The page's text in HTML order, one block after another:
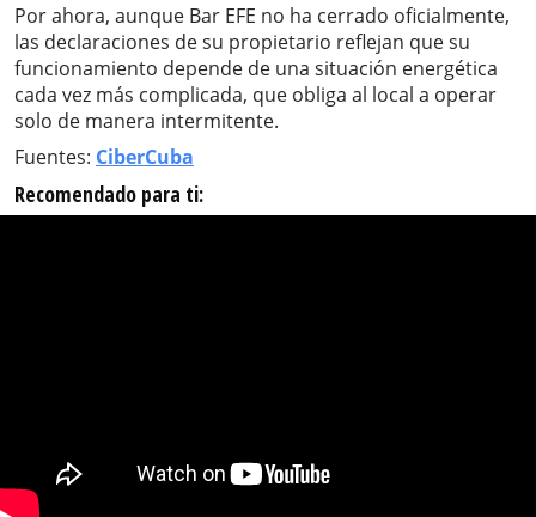
Por ahora, aunque Bar EFE no ha cerrado oficialmente,
las declaraciones de su propietario reflejan que su
funcionamiento depende de una situación energética
cada vez más complicada, que obliga al local a operar
solo de manera intermitente.
Fuentes: CiberCuba
Recomendado para ti: